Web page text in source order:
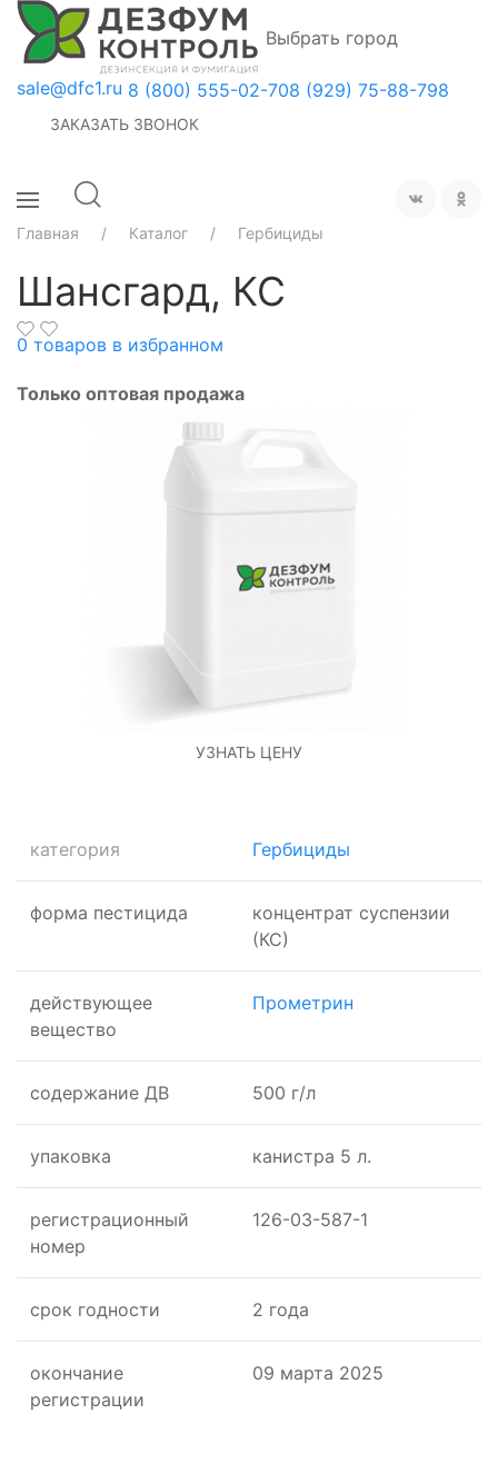
Выбрать город
sale@dfc1.ru 8 (800) 555-02-708 (929) 75-88-798
ЗАКАЗАТЬ ЗВОНОК
Главная Каталог Гербициды
Шансгард, КС
0 товаров в избранном
Только оптовая продажа
УЗНАТЬ ЦЕНУ
категория Гербициды
форма пестицида
концентрат суспензии
(КС)
действующее
вещество
Прометрин
cодержание ДВ 500 г/л
упаковка канистра 5 л.
регистрационный
номер
126-03-587-1
срок годности 2 года
окончание
регистрации
09 марта 2025